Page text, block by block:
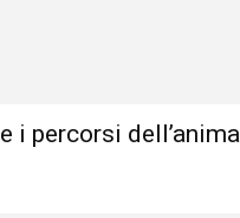
i percorsi dell’anima